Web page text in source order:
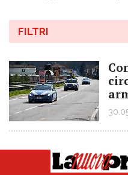
FILTRI